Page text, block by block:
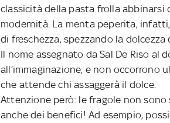
classicità della pasta frolla
modernità. La menta peperita,
di freschezza, spezzando la
Il nome assegnato da Sal De Riso al
all’immaginazione, e non occorrono
che attende chi assaggerà il dolce.
Attenzione però: le fragole non
anche dei benefici! Ad esempio,